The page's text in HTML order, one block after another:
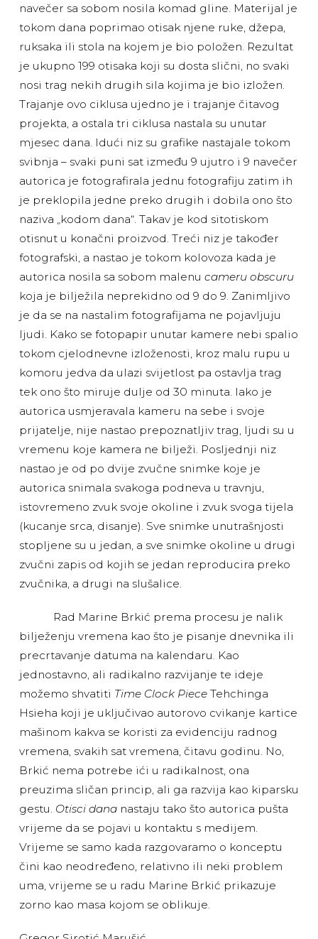
navečer sa sobom nosila komad gline. Materijal je
tokom dana poprimao otisak njene ruke, džepa,
ruksaka ili stola na kojem je bio položen. Rezultat
je ukupno 199 otisaka koji su dosta slični, no svaki
nosi trag nekih drugih sila kojima je bio izložen.
Trajanje ovo ciklusa ujedno je i trajanje čitavog
projekta, a ostala tri ciklusa nastala su unutar
mjesec dana. Idući niz su grafike nastajale tokom
svibnja – svaki puni sat između 9 ujutro i 9 navečer
autorica je fotografirala jednu fotografiju zatim ih
je preklopila jedne preko drugih i dobila ono što
naziva „kodom dana“. Takav je kod sitotiskom
otisnut u konačni proizvod. Treći niz je također
fotografski, a nastao je tokom kolovoza kada je
autorica nosila sa sobom malenu cameru obscuru
koja je bilježila neprekidno od 9 do 9. Zanimljivo
je da se na nastalim fotografijama ne pojavljuju
ljudi. Kako se fotopapir unutar kamere nebi spalio
tokom cjelodnevne izloženosti, kroz malu rupu u
komoru jedva da ulazi svijetlost pa ostavlja trag
tek ono što miruje dulje od 30 minuta. Iako je
autorica usmjeravala kameru na sebe i svoje
prijatelje, nije nastao prepoznatljiv trag, ljudi su u
vremenu koje kamera ne bilježi. Posljednji niz
nastao je od po dvije zvučne snimke koje je
autorica snimala svakoga podneva u travnju,
istovremeno zvuk svoje okoline i zvuk svoga tijela
(kucanje srca, disanje). Sve snimke unutrašnjosti
stopljene su u jedan, a sve snimke okoline u drugi
zvučni zapis od kojih se jedan reproducira preko
zvučnika, a drugi na slušalice.
Rad Marine Brkić prema procesu je nalik
bilježenju vremena kao što je pisanje dnevnika ili
precrtavanje datuma na kalendaru. Kao
jednostavno, ali radikalno razvijanje te ideje
možemo shvatiti Time Clock Piece Tehchinga
Hsieha koji je uključivao autorovo cvikanje kartice
mašinom kakva se koristi za evidenciju radnog
vremena, svakih sat vremena, čitavu godinu. No,
Brkić nema potrebe ići u radikalnost, ona
preuzima sličan princip, ali ga razvija kao kiparsku
gestu. Otisci dana nastaju tako što autorica pušta
vrijeme da se pojavi u kontaktu s medijem.
Vrijeme se samo kada razgovaramo o konceptu
čini kao neodređeno, relativno ili neki problem
uma, vrijeme se u radu Marine Brkić prikazuje
zorno kao masa kojom se oblikuje.